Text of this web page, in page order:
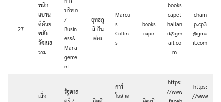
27
พลิก
แบรน
ด์ด้วย
พลัง
วัฒนธ
รรม
บริหาร
/
Busin
ess&
Mana
geme
nt
ยุทธภู
มิ ปัน
ฟอง
Marcu
s
Collin
s
books
cape
books
capet
hailan
d@gm
ail.co
m
cham
p.cp3
@gma
il.com
เมื่อ
รัฐศาส
การ์
โลส เด
https:
//www
https:
//www